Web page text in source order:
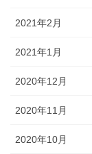
2021年2月
2021年1月
2020年12月
2020年11月
2020年10月